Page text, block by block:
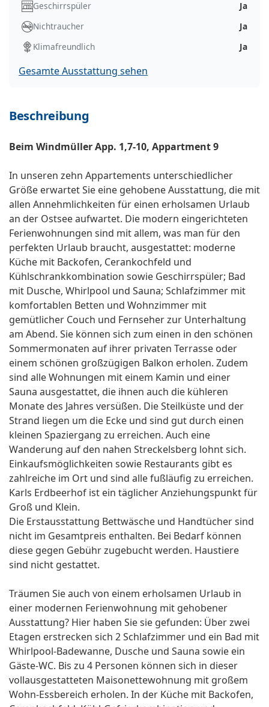
Geschirrspüler
Ja
Nichtraucher
Ja
Klimafreundlich
Ja
Gesamte Ausstattung sehen
Beschreibung
Beim Windmüller App. 1,7-10, Appartment 9
In unseren zehn Appartements unterschiedlicher
Größe erwartet Sie eine gehobene Ausstattung, die mit
allen Annehmlichkeiten für einen erholsamen Urlaub
an der Ostsee aufwartet. Die modern eingerichteten
Ferienwohnungen sind mit allem, was man für den
perfekten Urlaub braucht, ausgestattet: moderne
Küche mit Backofen, Cerankochfeld und
Kühlschrankkombination sowie Geschirrspüler; Bad
mit Dusche, Whirlpool und Sauna; Schlafzimmer mit
komfortablen Betten und Wohnzimmer mit
gemütlicher Couch und Fernseher zur Unterhaltung
am Abend. Sie können sich zum einen in den schönen
Sommermonaten auf ihrer privaten Terrasse oder
einem schönen großzügigen Balkon erholen. Zudem
sind alle Wohnungen mit einem Kamin und einer
Sauna ausgestattet, die ihnen auch die kühleren
Monate des Jahres versüßen. Die Steilküste und der
Strand liegen um die Ecke und sind gut durch einen
kleinen Spaziergang zu erreichen. Auch eine
Wanderung auf den nahen Streckelsberg lohnt sich.
Einkaufsmöglichkeiten sowie Restaurants gibt es
zahlreiche im Ort und sind alle fußläufig zu erreichen.
Karls Erdbeerhof ist ein täglicher Anziehungspunkt für
Groß und Klein.
Die Erstausstattung Bettwäsche und Handtücher sind
nicht im Gesamtpreis enthalten. Bei Bedarf können
diese gegen Gebühr zugebucht werden. Haustiere
sind nicht gestattet.
Träumen Sie auch von einem erholsamen Urlaub in
einer modernen Ferienwohnung mit gehobener
Ausstattung? Hier haben Sie sie gefunden: Über zwei
Etagen erstrecken sich 2 Schlafzimmer und ein Bad mit
Whirlpool-Badewanne, Dusche und Sauna sowie ein
Gäste-WC. Bis zu 4 Personen können sich in dieser
vollausgestatteten Maisonettewohnung mit großem
Wohn-Essbereich erholen. In der Küche mit Backofen,